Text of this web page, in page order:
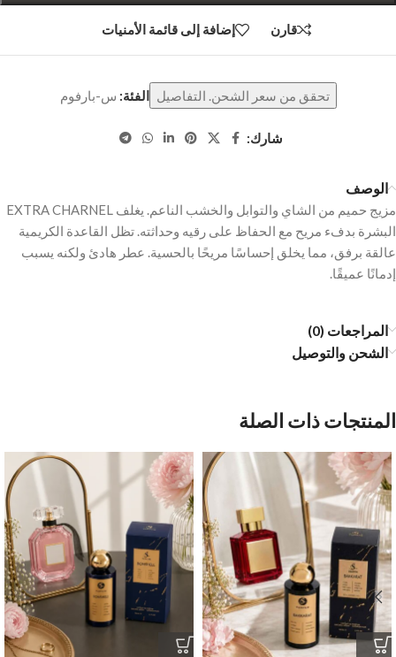
قارن إضافة إلى قائمة الأمنيات
تحقق من سعر الشحن. التفاصيل الفئة: س-بارفوم
شارك:
الوصف
مزيج حميم من الشاي والتوابل والخشب الناعم. يغلف EXTRA CHARNEL
البشرة بدفء مريح مع الحفاظ على رقيه وحداثته. تظل القاعدة الكريمية
عالقة برفق، مما يخلق إحساسًا مريحًا بالحسية. عطر هادئ ولكنه يسبب
إدمانًا عميقًا.
المراجعات (0)
الشحن والتوصيل
المنتجات ذات الصلة